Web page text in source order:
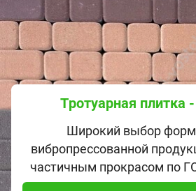
Тротуарная плитка
Широкий выбор форм
вибропрессованной
частичным прокрасом по